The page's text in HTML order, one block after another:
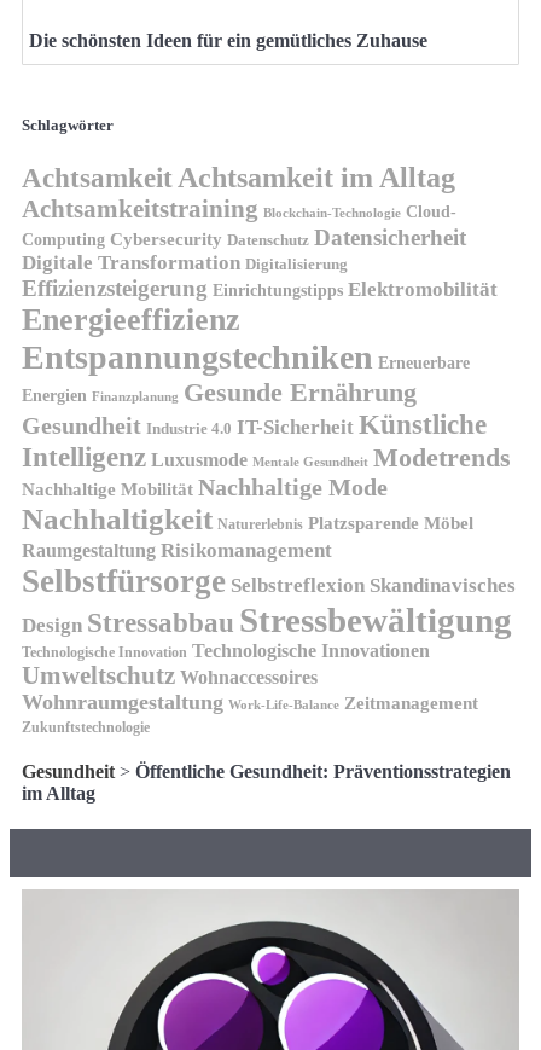
Die schönsten Ideen für ein gemütliches Zuhause
Schlagwörter
AchtsamkeitAchtsamkeit im Alltag
Achtsamkeitstraining Blockchain-Technologie Cloud-
Computing Cybersecurity Datenschutz Datensicherheit
Digitale Transformation Digitalisierung
Effizienzsteigerung Einrichtungstipps Elektromobilität
Energieeffizienz
Entspannungstechniken Erneuerbare
Energien Finanzplanung Gesunde Ernährung
Gesundheit Industrie 4.0 IT-Sicherheit Künstliche
Intelligenz Luxusmode Mentale Gesundheit Modetrends
Nachhaltige Mobilität Nachhaltige Mode
Nachhaltigkeit Naturerlebnis Platzsparende Möbel
Raumgestaltung Risikomanagement
Selbstfürsorge Selbstreflexion Skandinavisches
Design Stressabbau Stressbewältigung
Technologische Innovation Technologische Innovationen
Umweltschutz Wohnaccessoires
Wohnraumgestaltung Work-Life-Balance Zeitmanagement
Zukunftstechnologie
Gesundheit > Öffentliche Gesundheit: Präventionsstrategien
im Alltag